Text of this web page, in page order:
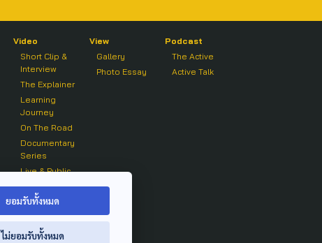
Video
Short Clip &
Interview
The Explainer
Learning
Journey
On The Road
Documentary
Series
Live & Public
On air Clip
View
Gallery
Photo Essay
Podcast
The Active
Active Talk
ยอมรับทั้งหมด
ไม่ยอมรับทั้งหมด